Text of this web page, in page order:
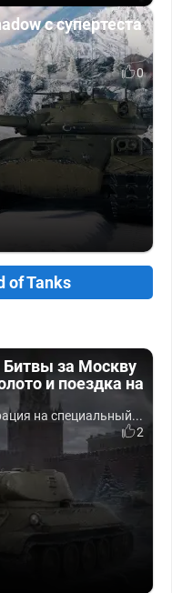
с супертеста
0
of Tanks
Битвы за Москву
и поездка на
на специальный...
2